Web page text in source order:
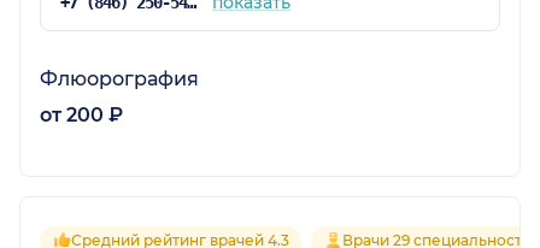
Флюорография
от 200 ₽
Средний рейтинг врачей 4.3 Врачи 29 специальностей